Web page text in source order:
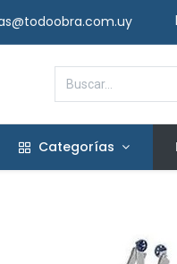
Categorías